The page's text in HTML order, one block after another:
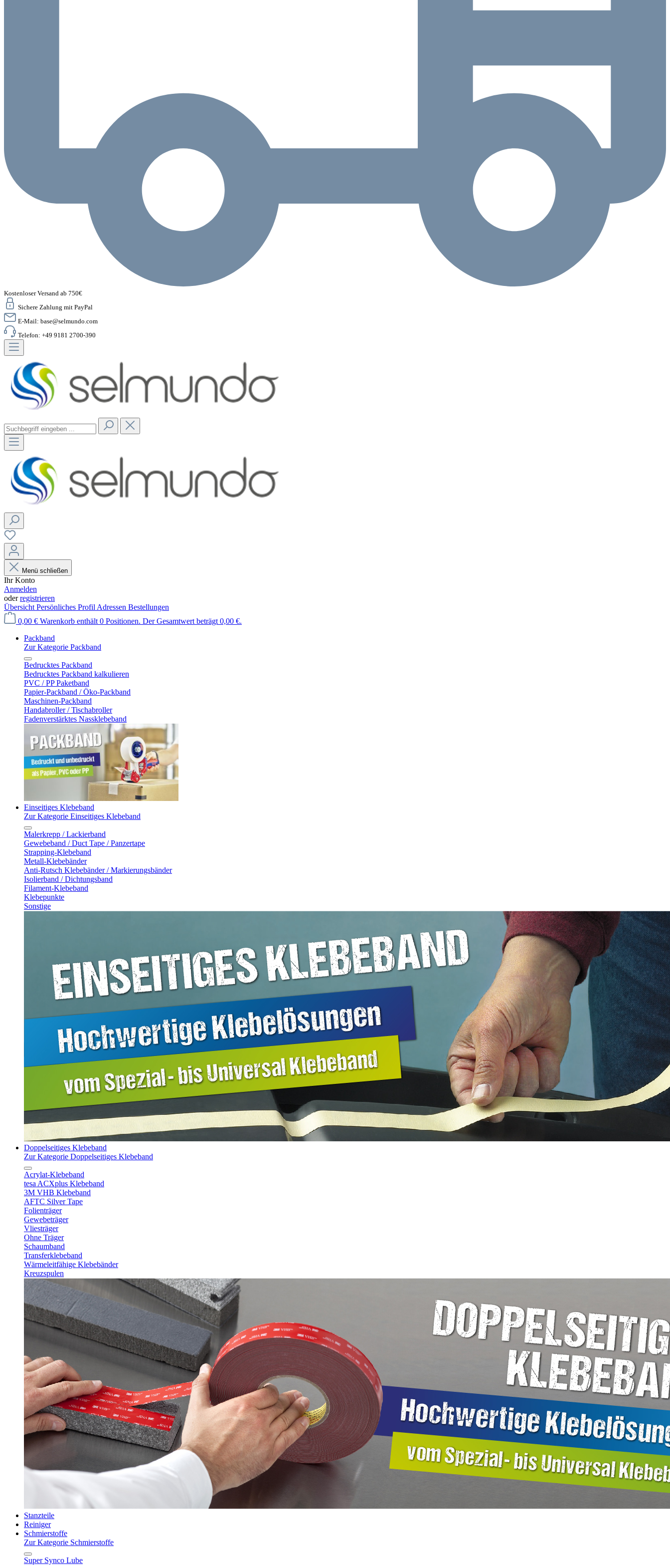
Kostenloser Versand ab 750€
Sichere Zahlung mit PayPal
E-Mail: base@selmundo.com
Telefon: +49 9181 2700-390
Menü schließen
Ihr Konto
Anmelden
oderregistrieren
Übersicht Persönliches Profil Adressen Bestellungen
0,00 € Warenkorb enthält 0 Positionen. Der Gesamtwert beträgt 0,00 €.
Packband
Zur Kategorie Packband
Bedrucktes Packband
Bedrucktes Packband kalkulieren
PVC / PP Paketband
Papier-Packband / Öko-Packband
Maschinen-Packband
Handabroller / Tischabroller
Fadenverstärktes Nassklebeband
Einseitiges Klebeband
Zur Kategorie Einseitiges Klebeband
Malerkrepp / Lackierband
Gewebeband / Duct Tape / Panzertape
Strapping-Klebeband
Metall-Klebebänder
Anti-Rutsch Klebebänder / Markierungsbänder
Isolierband / Dichtungsband
Filament-Klebeband
Klebepunkte
Sonstige
Doppelseitiges Klebeband
Zur Kategorie Doppelseitiges Klebeband
Acrylat-Klebeband
tesa ACXplus Klebeband
3M VHB Klebeband
AFTC Silver Tape
Folienträger
Gewebeträger
Vliesträger
Ohne Träger
Schaumband
Transferklebeband
Wärmeleitfähige Klebebänder
Kreuzspulen
Stanzteile
Reiniger
Schmierstoffe
Zur Kategorie Schmierstoffe
Super Synco Lube